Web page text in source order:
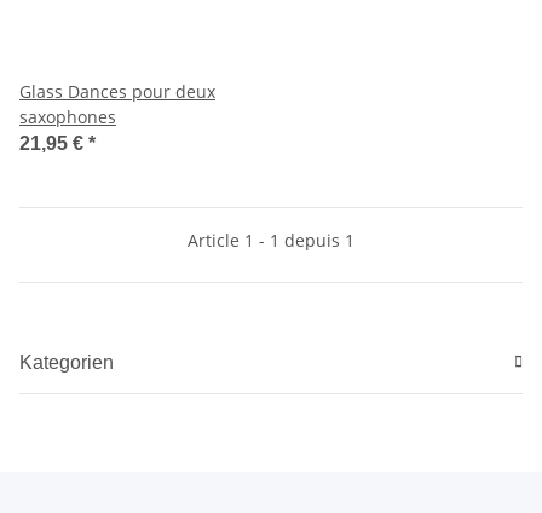
Glass Dances pour deux
saxophones
21,95 € *
Article 1 - 1 depuis 1
Kategorien